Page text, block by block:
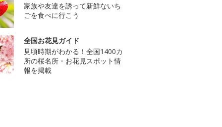
家族や友達を誘って新鮮ないち
ごを食べに行こう
全国お花見ガイド
見頃時期がわかる！全国1400カ
所の桜名所・お花見スポット情
報を掲載